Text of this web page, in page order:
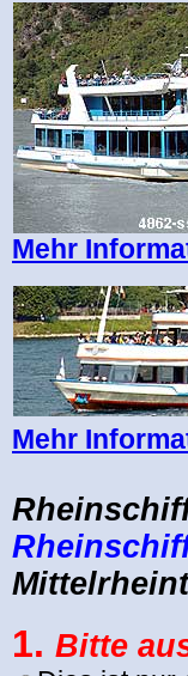
Mehr
Mehr
1. Bitte